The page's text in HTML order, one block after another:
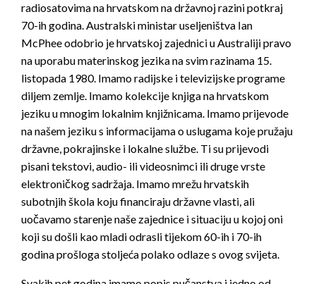
radiosatovima na hrvatskom na državnoj razini potkraj
70-ih godina. Australski ministar useljeništva Ian
McPhee odobrio je hrvatskoj zajednici u Australiji pravo
na uporabu materinskog jezika na svim razinama 15.
listopada 1980. Imamo radijske i televizijske programe
diljem zemlje. Imamo kolekcije knjiga na hrvatskom
jeziku u mnogim lokalnim knjižnicama. Imamo prijevode
na našem jeziku s informacijama o uslugama koje pružaju
državne, pokrajinske i lokalne službe. Ti su prijevodi
pisani tekstovi, audio- ili videosnimci ili druge vrste
elektroničkog sadržaja. Imamo mrežu hrvatskih
subotnjih škola koju financiraju državne vlasti, ali
uočavamo starenje naše zajednice i situaciju u kojoj oni
koji su došli kao mladi odrasli tijekom 60-ih i 70-ih
godina prošloga stoljeća polako odlaze s ovog svijeta.